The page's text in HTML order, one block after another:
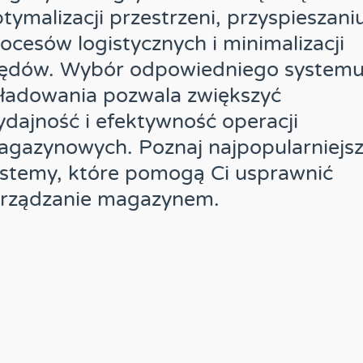
przestrzeni,
logistycznych i minimalizacji
Wybór odpowiedniego systemu
pozwala zwiększyć
i efektywność operacji
Poznaj
które pomogą Ci usprawnić
magazynem.